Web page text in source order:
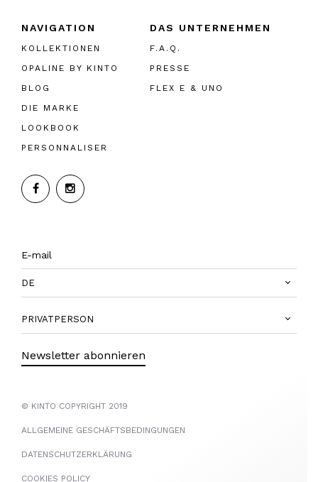
NAVIGATION
KOLLEKTIONEN
OPALINE BY KINTO
BLOG
DIE MARKE
LOOKBOOK
PERSONNALISER
DAS UNTERNEHMEN
F.A.Q.
PRESSE
FLEX E & UNO
DE
PRIVATPERSON
Newsletter abonnieren
© KINTO COPYRIGHT 2019
ALLGEMEINE GESCHÄFTSBEDINGUNGEN
DATENSCHUTZERKLÄRUNG
COOKIES POLICY